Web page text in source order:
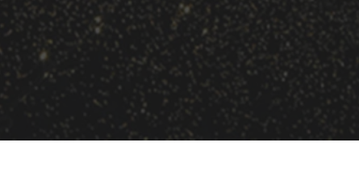
Anasayfa
Eğri Burun Revizyon Ameliyatı ile
Senan Murat | Dr. Senan